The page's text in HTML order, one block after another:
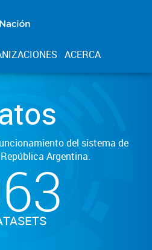
ACERCA
del sistema de
Argentina.